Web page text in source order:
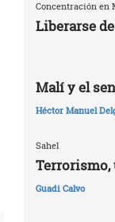
Concentración en
Liberarse
Malí y el
Héctor Manuel
Sahel
Terrorismo,
Guadi Calvo